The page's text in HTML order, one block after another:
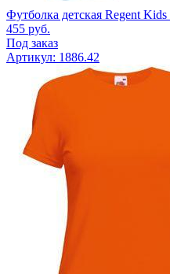
Футболка детская Regent
455 руб.
Под заказ
Артикул: 1886.42